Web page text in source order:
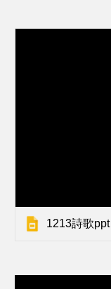
1213詩歌ppt